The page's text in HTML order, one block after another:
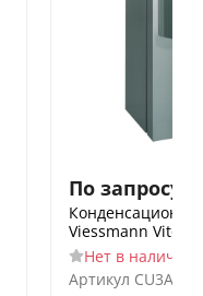
По запросу
Viessmann
Нет в наличии
Артикул CU3A039